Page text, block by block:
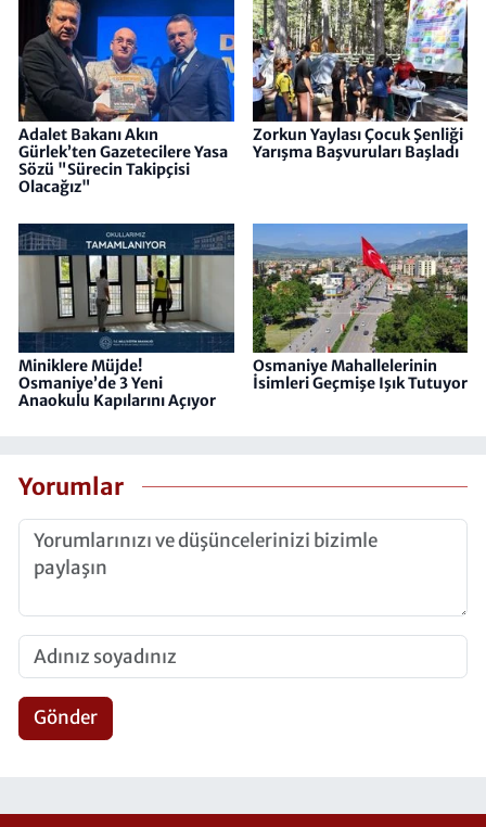
Adalet Bakanı Akın
Gürlek’ten Gazetecilere Yasa
Sözü "Sürecin Takipçisi
Olacağız"
Zorkun Yaylası Çocuk Şenliği
Yarışma Başvuruları Başladı
Miniklere Müjde!
Osmaniye’de 3 Yeni
Anaokulu Kapılarını Açıyor
Osmaniye Mahallelerinin
İsimleri Geçmişe Işık Tutuyor
Yorumlar
Gönder